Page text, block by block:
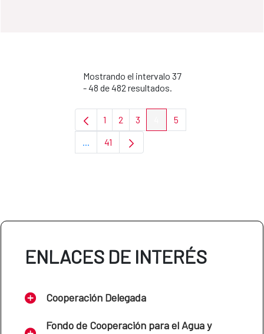
Mostrando el intervalo 37
- 48 de 482 resultados.
Página
1 Página
2 Página
3 PáginaPágina
5
...Páginas intermedias Use TAB para
Página
41
ENLACES DE INTERÉS
Cooperación Delegada
Fondo de Cooperación para el Agua y